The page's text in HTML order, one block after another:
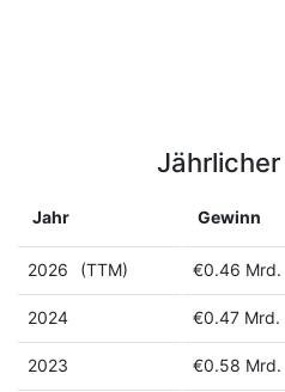
Jahr Gewinn
2026 (TTM) €0.46 Mrd.
2024 €0.47 Mrd.
2023 €0.58 Mrd.